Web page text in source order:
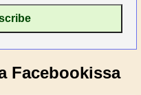
Facebookissa